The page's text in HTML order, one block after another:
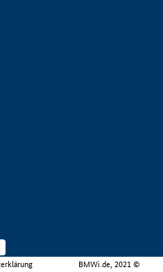
BMWi.de, 2021 ©